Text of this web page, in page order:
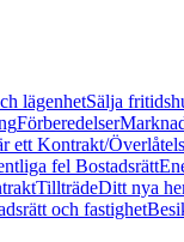
lägenhetSälja
Förberedelser
ett Kontrakt/
fel Bostadsrätt
TillträdeDitt nya
och fastighet